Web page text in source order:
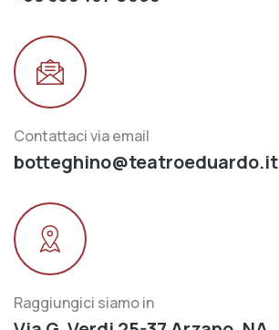
Contattaci via email
botteghino@teatroeduardo.it
Raggiungici siamo in